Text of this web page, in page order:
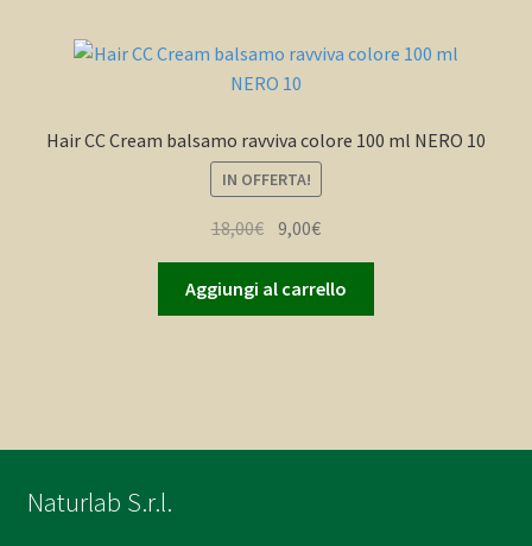
Hair CC Cream balsamo ravviva colore 100 ml NERO 10
IN OFFERTA!
18,00€
originale
era:
9,00€Il
attuale
è:
Aggiungi al carrello
Naturlab S.r.l.